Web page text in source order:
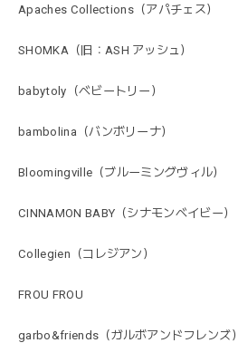
Apaches Collections（アパチェス）
SHOMKA（旧：ASH アッシュ）
babytoly（ベビートリー）
bambolina（バンボリーナ）
Bloomingville（ブルーミングヴィル）
CINNAMON BABY（シナモンベイビー）
Collegien（コレジアン）
FROU FROU
garbo&friends（ガルボアンドフレンズ）